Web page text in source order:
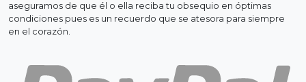
aseguramos de que él o ella reciba tu obsequio en óptimas
condiciones pues es un recuerdo que se atesora para siempre
en el corazón.